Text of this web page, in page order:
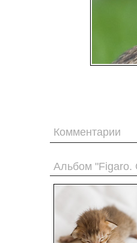
Комментарии
Альбом "Figaro.